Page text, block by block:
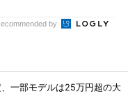
by
一部モデルは25万円超の大